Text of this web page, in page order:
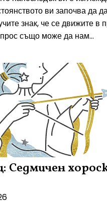
ви започва да
знак, че се движите в
също може да нам...
Седмичен